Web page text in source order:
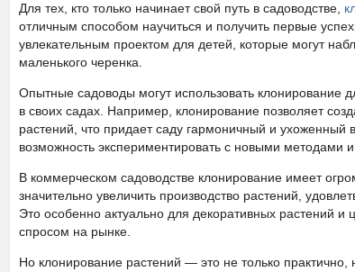
Для тех, кто только начинает свой путь в садоводстве,
отличным способом научиться и получить первые
увлекательным проектом для детей, которые могут
маленького черенка.
Опытные садоводы могут использовать клонирование
в своих садах. Например, клонирование позволяет
растений, что придает саду гармоничный и ухоженный
возможность экспериментировать с новыми методами
В коммерческом садоводстве клонирование имеет
значительно увеличить производство растений,
Это особенно актуально для декоративных растений и
спросом на рынке.
Но клонирование растений — это не только практично,